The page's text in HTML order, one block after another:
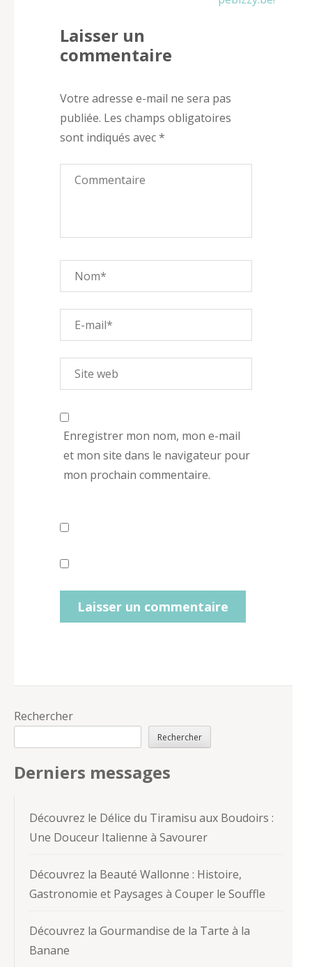
Laisser un
commentaire
Votre adresse e-mail ne sera pas
publiée. Les champs obligatoires
sont indiqués avec*
Enregistrer mon nom, mon e-mail
et mon site dans le navigateur pour
mon prochain commentaire.
Rechercher
Rechercher
Derniers messages
Découvrez le Délice du Tiramisu aux Boudoirs :
Une Douceur Italienne à Savourer
Découvrez la Beauté Wallonne : Histoire,
Gastronomie et Paysages à Couper le Souffle
Découvrez la Gourmandise de la Tarte à la
Banane